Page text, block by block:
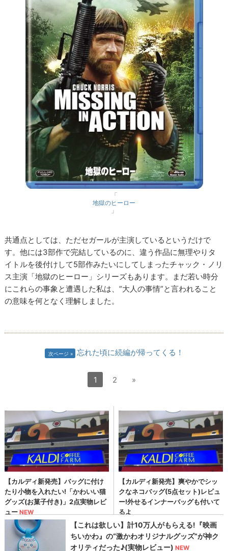
「
地獄のヒーロー
」
共通点としては、ただセガールが主演しているというだけで
す。他には3部作で完結しているのに、違う作品に無理やりタ
イトルを後付けして5部作みたいにしてしまったチャック・ノリ
ス主演「地獄のヒーロー」シリーズもあります。まだ若い時分
にこれらの事象と遭遇した私は、“大人の事情”と言われること
の意味を何となく理解しました。
次ページ 忘れた頃に続編が帰ってくる！
1 2 »